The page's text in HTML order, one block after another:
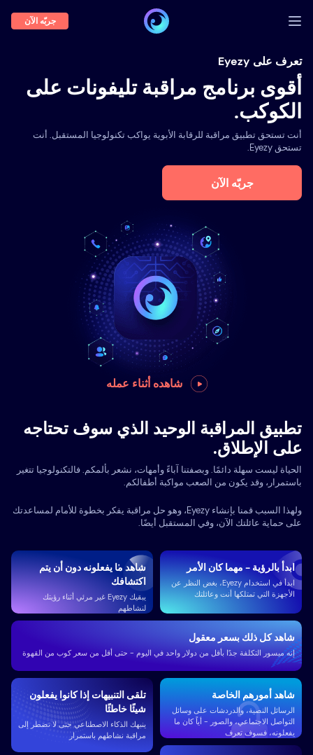
تسجيل الدخول
عرض توضيحي
السمات
نبذة عنا
المدونة
جربّه الآن
تعرف على Eyezy
أقوى برنامج مراقبة تليفونات على
الكوكب.
أنت تستحق تطبيق مراقبة للرقابة الأبوية يواكب تكنولوجيا المستقبل. أنت
تستحق Eyezy.
جربّه الآن
شاهده أثناء عمله
تطبيق المراقبة الوحيد الذي سوف تحتاجه
على الإطلاق.
الحياة ليست سهلة دائمًا. وبصفتنا آباءً وأمهات، نشعر بألمكم. فالتكنولوجيا تتغير
باستمرار، وقد يكون من الصعب مواكبة أطفالكم.
ولهذا السبب قمنا بإنشاء Eyezy، وهو حل مراقبة يفكر بخطوة للأمام لمساعدتك
على حماية عائلتك الآن، وفي المستقبل أيضًا.
ابدأ بالرؤية - مهما كان الأمر
ابدأ في استخدام Eyezy، بغض النظر عن
الأجهزة التي تمتلكها أنت وعائلتك
شاهد ما يفعلونه دون أن يتم
اكتشافك
يبقيك Eyezy غير مرئي أثناء رؤيتك
لنشاطهم
شاهد أمورهم الخاصة
الرسائل النصية، والدردشات على وسائل
التواصل الاجتماعي، والصور - أياً كان ما
يفعلونه، فسوف تعرف
شاهد كل ذلك بسعر معقول
إنه ميسور التكلفة جدًا بأقل من دولار واحد في اليوم - حتى أقل من سعر كوب من القهوة
تلقى التنبيهات إذا كانوا يفعلون
شيئًا خاطئًا
ينبهك الذكاء الاصطناعي حتى لا تضطر إلى
مراقبة نشاطهم باستمرار